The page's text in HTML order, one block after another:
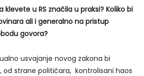
klevete u RS značila u praksi? Koliko bi
ali i generalno na pristup
govora?
usvajanje novog zakona bi
od strane političara, kontrolisani haos